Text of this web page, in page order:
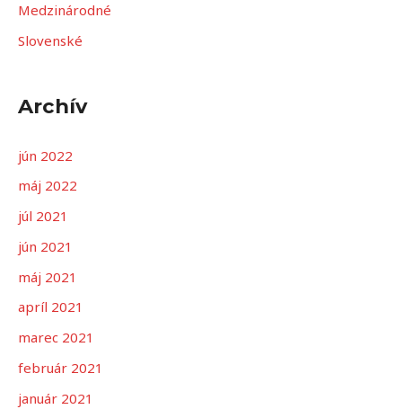
ť
:
Medzinárodné
Slovenské
Archív
jún 2022
máj 2022
júl 2021
jún 2021
máj 2021
apríl 2021
marec 2021
február 2021
január 2021